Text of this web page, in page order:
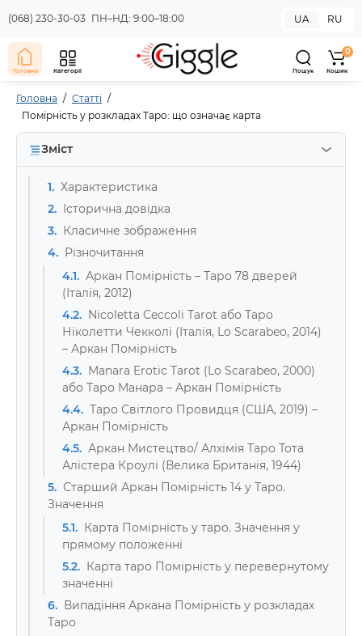
(068) 230-30-03 ПН–НД: 9:00–18:00 UA RU
Головна Категорії Пошук
0
Кошик
Головна
Статті
Помірність у розкладах Таро: що означає карта
Зміст
1. Характеристика
2. Історична довідка
3. Класичне зображення
4. Різночитання
4.1. Аркан Помірність – Таро 78 дверей
(Італія, 2012)
4.2. Nicoletta Ceccoli Tarot або Таро
Ніколетти Чекколі (Італія, Lo Scarabeo, 2014)
– Аркан Помірність
4.3. Manara Erotic Tarot (Lo Scarabeo, 2000)
або Таро Манара – Аркан Помірність
4.4. Таро Світлого Провидця (США, 2019) –
Аркан Помірність
4.5. Аркан Мистецтво/ Алхімія Таро Тота
Алістера Кроулі (Велика Британія, 1944)
5. Старший Аркан Помірність 14 у Таро.
Значення
5.1. Карта Помірність у таро. Значення у
прямому положенні
5.2. Карта таро Помірність у перевернутому
значенні
6. Випадіння Аркана Помірність у розкладах
Таро